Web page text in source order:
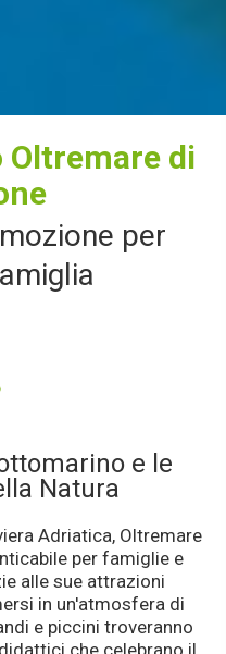
Oltremare di
per
e le
Natura
Adriatica, Oltremare
per famiglie e
alle sue attrazioni
in un'atmosfera di
e piccini troveranno